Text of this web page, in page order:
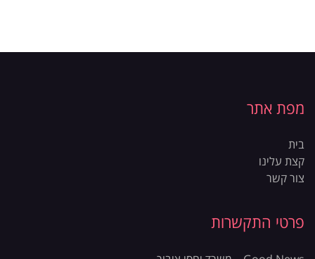
מפת אתר
בית
קצת עלינו
צור קשר
פרטי התקשרות